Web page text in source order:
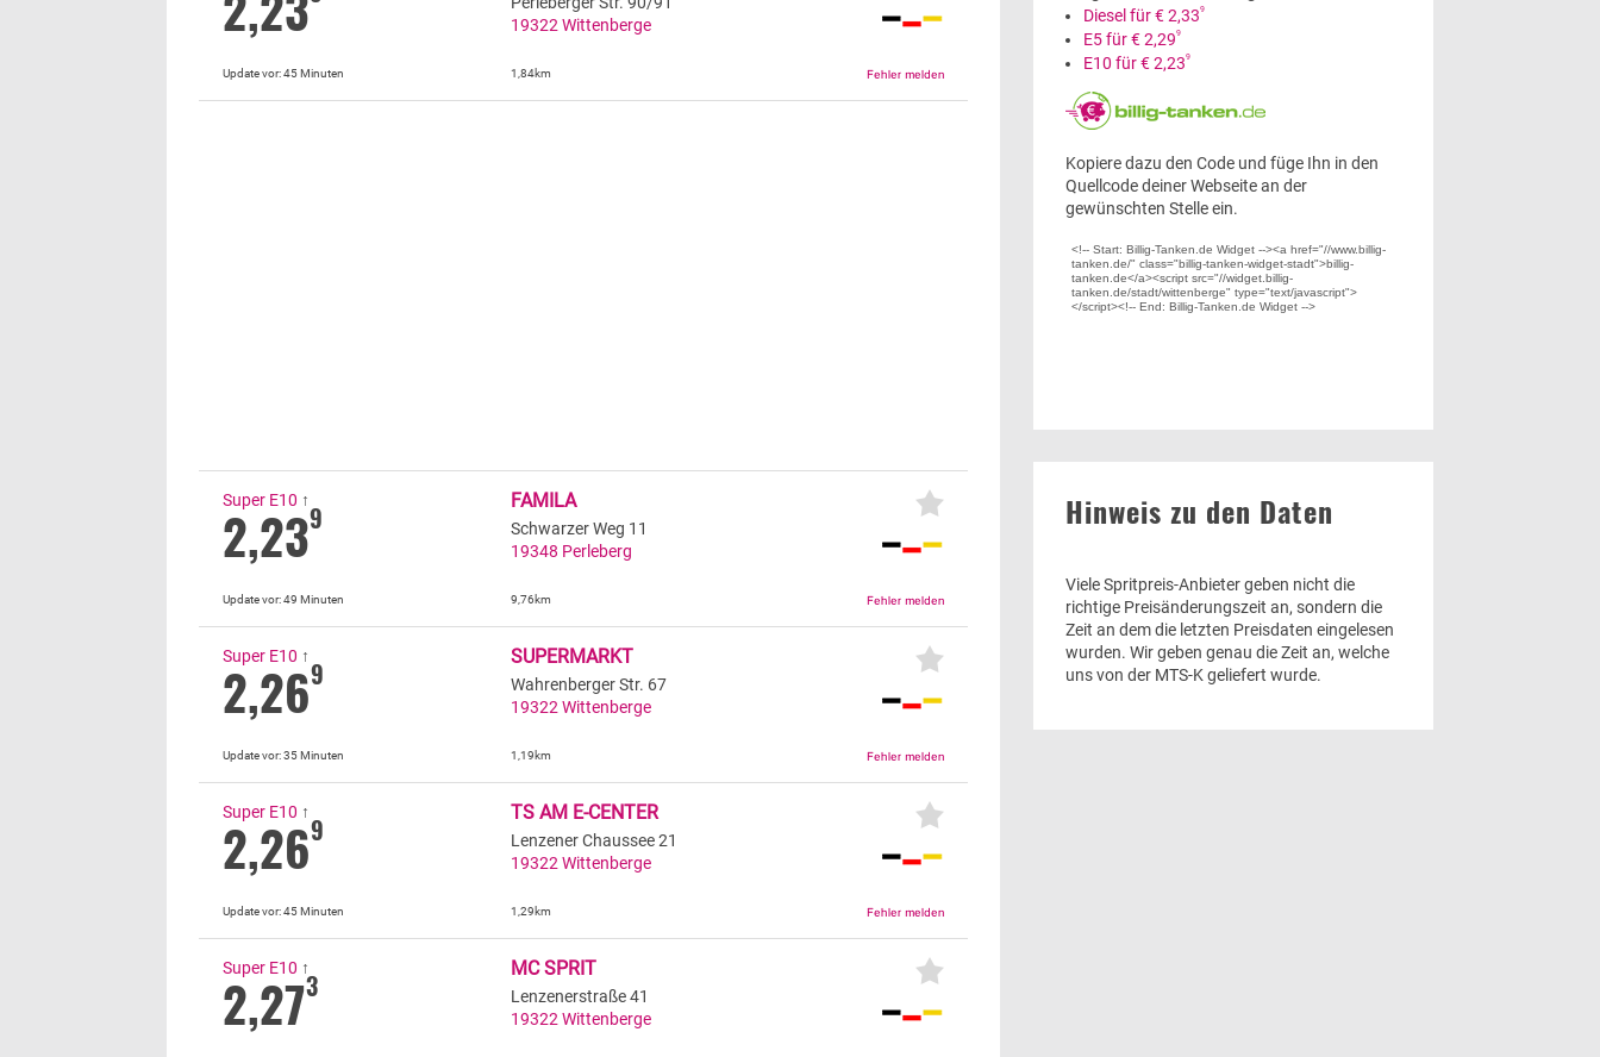
19322 Wittenberge
Update vor:45 Minuten 1,84km
Super E10 ↑
2,239 FAMILA
Schwarzer Weg 11
19348 Perleberg
Update vor:49 Minuten 9,76km
Super E10 ↑
2,269 SUPERMARKT
Wahrenberger Str. 67
19322 Wittenberge
Update vor:35 Minuten 1,19km
Super E10 ↑
2,269 TS AM E-CENTER
Lenzener Chaussee 21
19322 Wittenberge
Update vor:45 Minuten 1,29km
Super E10 ↑
2,273 MC SPRIT
Lenzenerstraße 41
19322 Wittenberge
Diesel für € 2,339
E5 für € 2,299
E10 für € 2,239
Kopiere dazu den Code und füge Ihn in den
Quellcode deiner Webseite an der
gewünschten Stelle ein.
Hinweis zu den Daten
Viele Spritpreis-Anbieter geben nicht die
richtige Preisänderungszeit an, sondern die
Zeit an dem die letzten Preisdaten eingelesen
wurden. Wir geben genau die Zeit an, welche
uns von der MTS-K geliefert wurde.